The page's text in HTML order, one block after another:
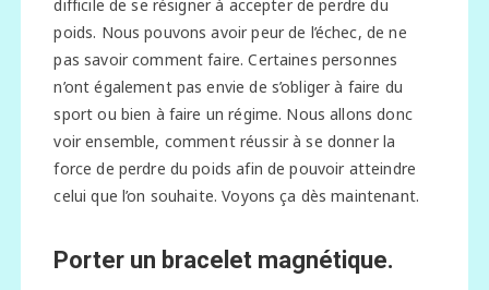
difficile de se résigner à accepter de perdre du
poids. Nous pouvons avoir peur de l’échec, de ne
pas savoir comment faire. Certaines personnes
n’ont également pas envie de s’obliger à faire du
sport ou bien à faire un régime. Nous allons donc
voir ensemble, comment réussir à se donner la
force de perdre du poids afin de pouvoir atteindre
celui que l’on souhaite. Voyons ça dès maintenant.
Porter un bracelet magnétique.